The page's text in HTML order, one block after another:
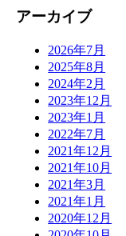
アーカイブ
2026年7月
2025年8月
2024年2月
2023年12月
2023年1月
2022年7月
2021年12月
2021年10月
2021年3月
2021年1月
2020年12月